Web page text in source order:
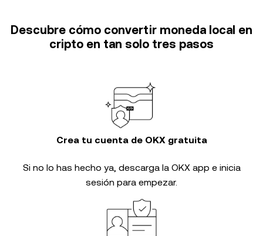
Descubre cómo convertir moneda local en
cripto en tan solo tres pasos
Crea tu cuenta de OKX gratuita
Si no lo has hecho ya, descarga la OKX app e inicia
sesión para empezar.